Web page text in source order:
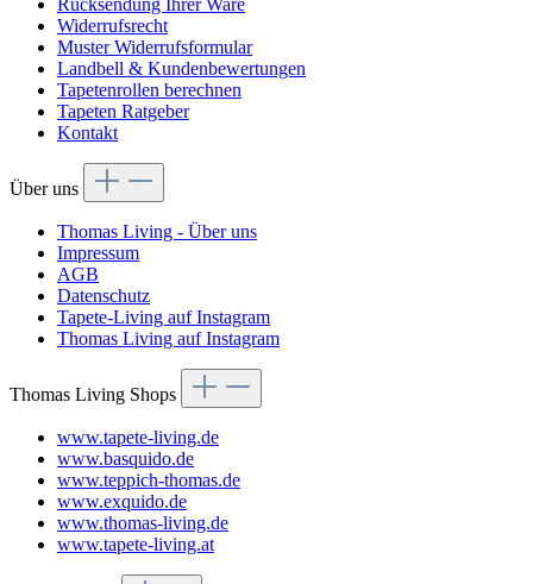
Rücksendung Ihrer Ware
Widerrufsrecht
Muster Widerrufsformular
Landbell & Kundenbewertungen
Tapetenrollen berechnen
Tapeten Ratgeber
Kontakt
Über uns
Thomas Living - Über uns
Impressum
AGB
Datenschutz
Tapete-Living auf Instagram
Thomas Living auf Instagram
Thomas Living Shops
www.tapete-living.de
www.basquido.de
www.teppich-thomas.de
www.exquido.de
www.thomas-living.de
www.tapete-living.at